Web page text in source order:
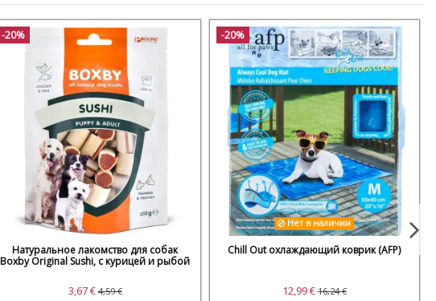
-20%
Натуральное лакомство для собак
Boxby Original Sushi, с курицей и рыбой
3,67 €4,59 €
-20%
Нет в наличии
Chill Out охлаждающий коврик (AFP)
12,99 €16,24 €